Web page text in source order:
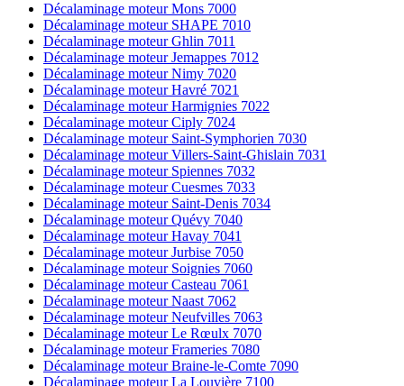
Décalaminage moteur Mons 7000
Décalaminage moteur SHAPE 7010
Décalaminage moteur Ghlin 7011
Décalaminage moteur Jemappes 7012
Décalaminage moteur Nimy 7020
Décalaminage moteur Havré 7021
Décalaminage moteur Harmignies 7022
Décalaminage moteur Ciply 7024
Décalaminage moteur Saint-Symphorien 7030
Décalaminage moteur Villers-Saint-Ghislain 7031
Décalaminage moteur Spiennes 7032
Décalaminage moteur Cuesmes 7033
Décalaminage moteur Saint-Denis 7034
Décalaminage moteur Quévy 7040
Décalaminage moteur Havay 7041
Décalaminage moteur Jurbise 7050
Décalaminage moteur Soignies 7060
Décalaminage moteur Casteau 7061
Décalaminage moteur Naast 7062
Décalaminage moteur Neufvilles 7063
Décalaminage moteur Le Rœulx 7070
Décalaminage moteur Frameries 7080
Décalaminage moteur Braine-le-Comte 7090
Décalaminage moteur La Louvière 7100